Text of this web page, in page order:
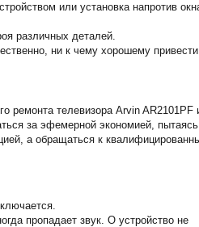
или установка напротив
различных деталей.
ни к чему хорошему
ремонта телевизора Arvin AR2101PF
за эфемерной экономией, пытаясь
а обращаться к
пропадает звук. O устройство не